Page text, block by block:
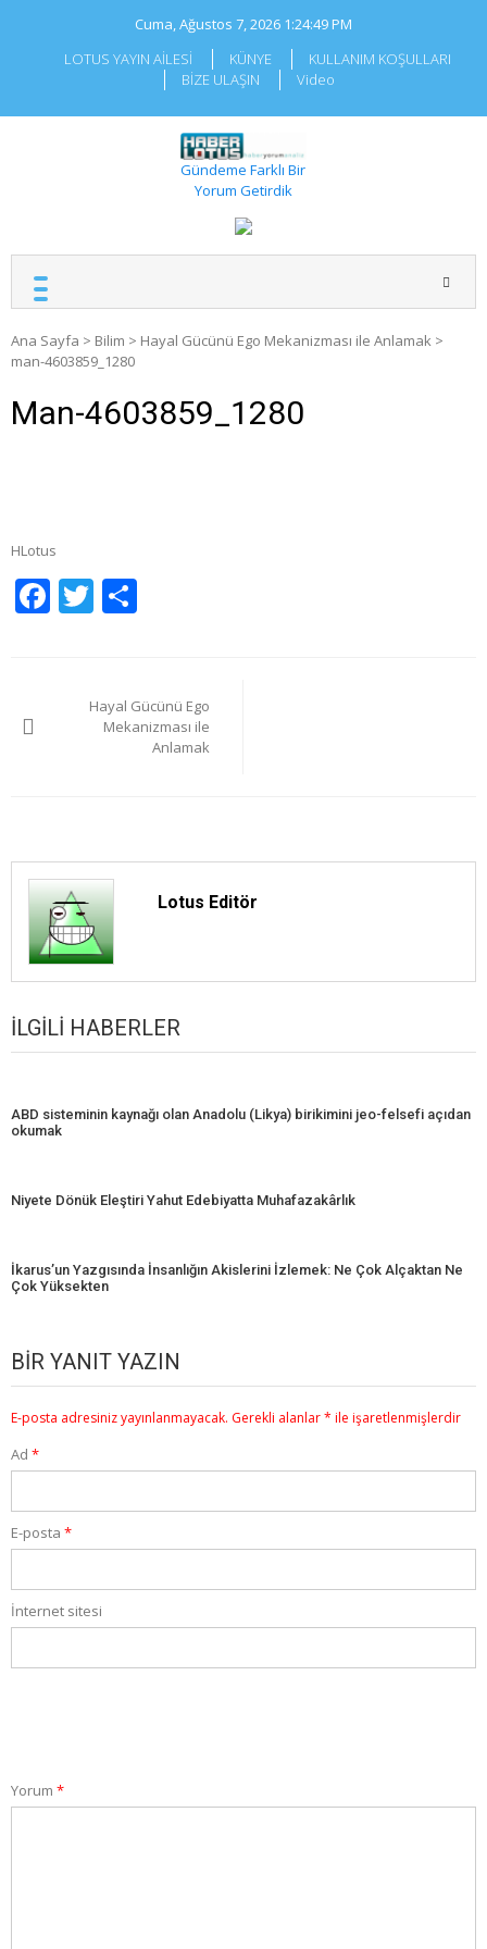
Cuma, Ağustos 7, 2026 1:24:49 PM
LOTUS YAYIN AİLESİ
KÜNYE
KULLANIM KOŞULLARI
BİZE ULAŞIN
Video
Gündeme Farklı Bir
Yorum Getirdik
Ana Sayfa > Bilim > Hayal Gücünü Ego Mekanizması ile Anlamak >
man-4603859_1280
Man-4603859_1280
HLotus
Facebook
Twitter
gezinmesi
Hayal Gücünü Ego
Mekanizması ile
Anlamak
Lotus Editör
İLGILI HABERLER
ABD sisteminin kaynağı olan Anadolu (Likya) birikimini jeo-felsefi açıdan
okumak
Niyete Dönük Eleştiri Yahut Edebiyatta Muhafazakârlık
İkarus’un Yazgısında İnsanlığın Akislerini İzlemek: Ne Çok Alçaktan Ne
Çok Yüksekten
BIR YANIT YAZIN
E-posta adresiniz yayınlanmayacak. Gerekli alanlar* ile işaretlenmişlerdir
Ad *
E-posta *
İnternet sitesi
Yorum *